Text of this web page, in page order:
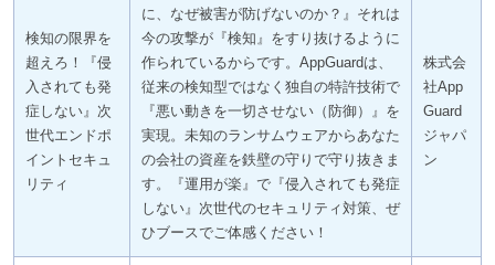
検知の限界を
超えろ！『侵
入されても発
症しない』次
世代エンドポ
イントセキュ
リティ
に、なぜ被害が防げないのか？』それは
今の攻撃が『検知』をすり抜けるように
作られているからです。AppGuardは、
従来の検知型ではなく独自の特許技術で
『悪い動きを一切させない（防御）』を
実現。未知のランサムウェアからあなた
の会社の資産を鉄壁の守りで守り抜きま
す。『運用が楽』で『侵入されても発症
しない』次世代のセキュリティ対策、ぜ
ひブースでご体感ください！
株式会
社App
Guard
ジャパ
ン